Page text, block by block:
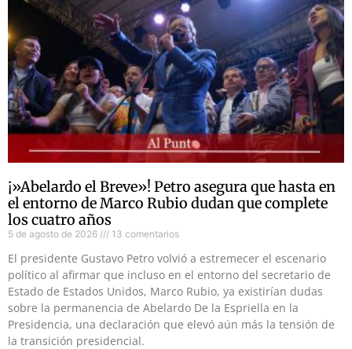
¡»Abelardo el Breve»! Petro asegura que hasta en
el entorno de Marco Rubio dudan que complete
los cuatro años
5 de agosto de 2026 13 comentarios
El presidente Gustavo Petro volvió a estremecer el escenario
político al afirmar que incluso en el entorno del secretario de
Estado de Estados Unidos, Marco Rubio, ya existirían dudas
sobre la permanencia de Abelardo De la Espriella en la
Presidencia, una declaración que elevó aún más la tensión de
la transición presidencial.